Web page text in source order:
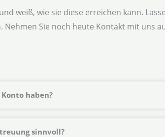
weiß, wie sie diese erreichen kann.
Sie noch heute Kontakt mit uns
haben?
sinnvoll?